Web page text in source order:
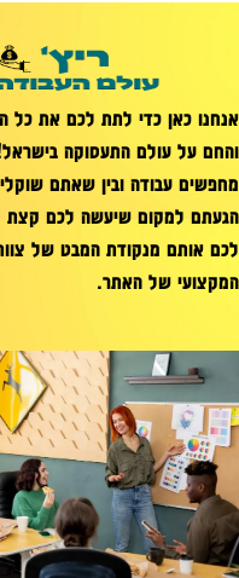
אנחנו כאן כדי לתת לכם את כל
והחם על עולם התעסוקה
מחפשים עבודה ובין שאתם
הגעתם למקום שיעשה לכם קצת
לכם אותם מנקודת המבט של
המקצועי של האתר.